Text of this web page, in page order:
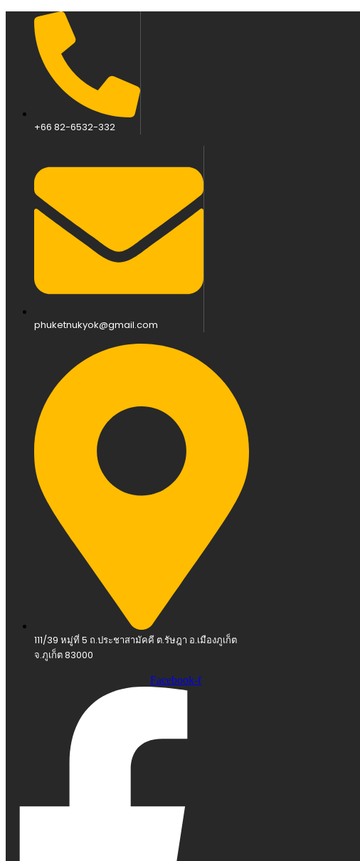
+66 82-6532-332
phuketnukyok@gmail.com
111/39 หมู่ที่ 5 ถ.ประชาสามัคคี ต.รัษฎา อ.เมืองภูเก็ต
จ.ภูเก็ต 83000
Facebook-f